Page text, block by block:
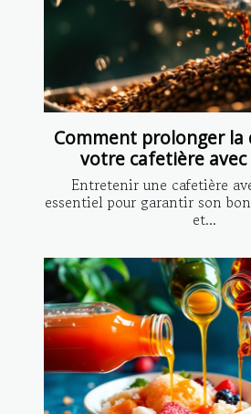
Comment prolonger
votre cafetière avec
Entretenir une cafetière
essentiel pour garantir son
et...